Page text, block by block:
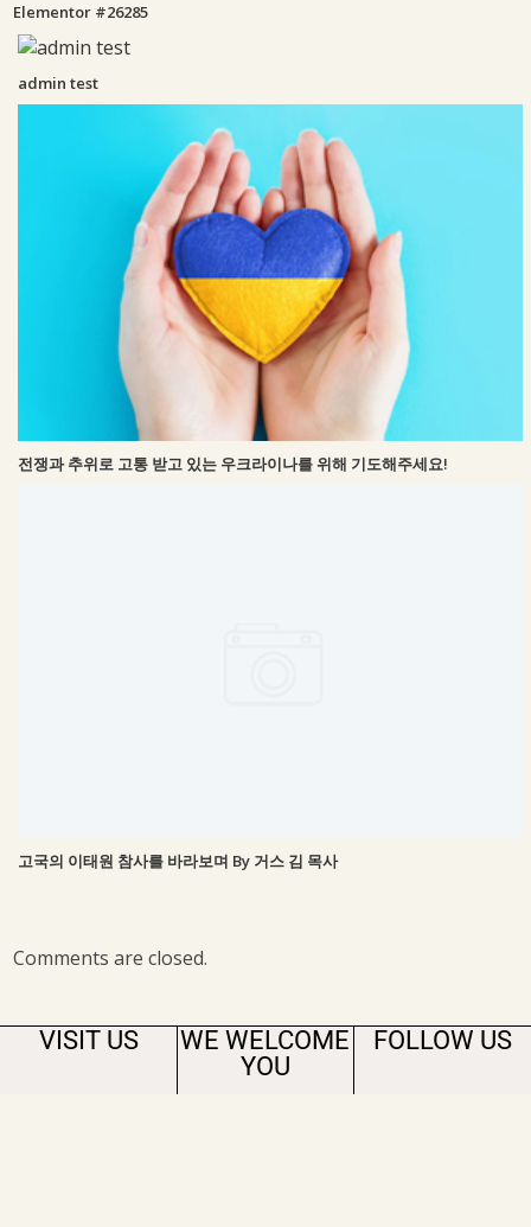
Elementor #26285
admin test
전쟁과 추위로 고통 받고 있는 우크라이나를 위해 기도해주세요!
고국의 이태원 참사를 바라보며 By 거스 김 목사
Comments are closed.
VISIT US
WE WELCOME
YOU
FOLLOW US